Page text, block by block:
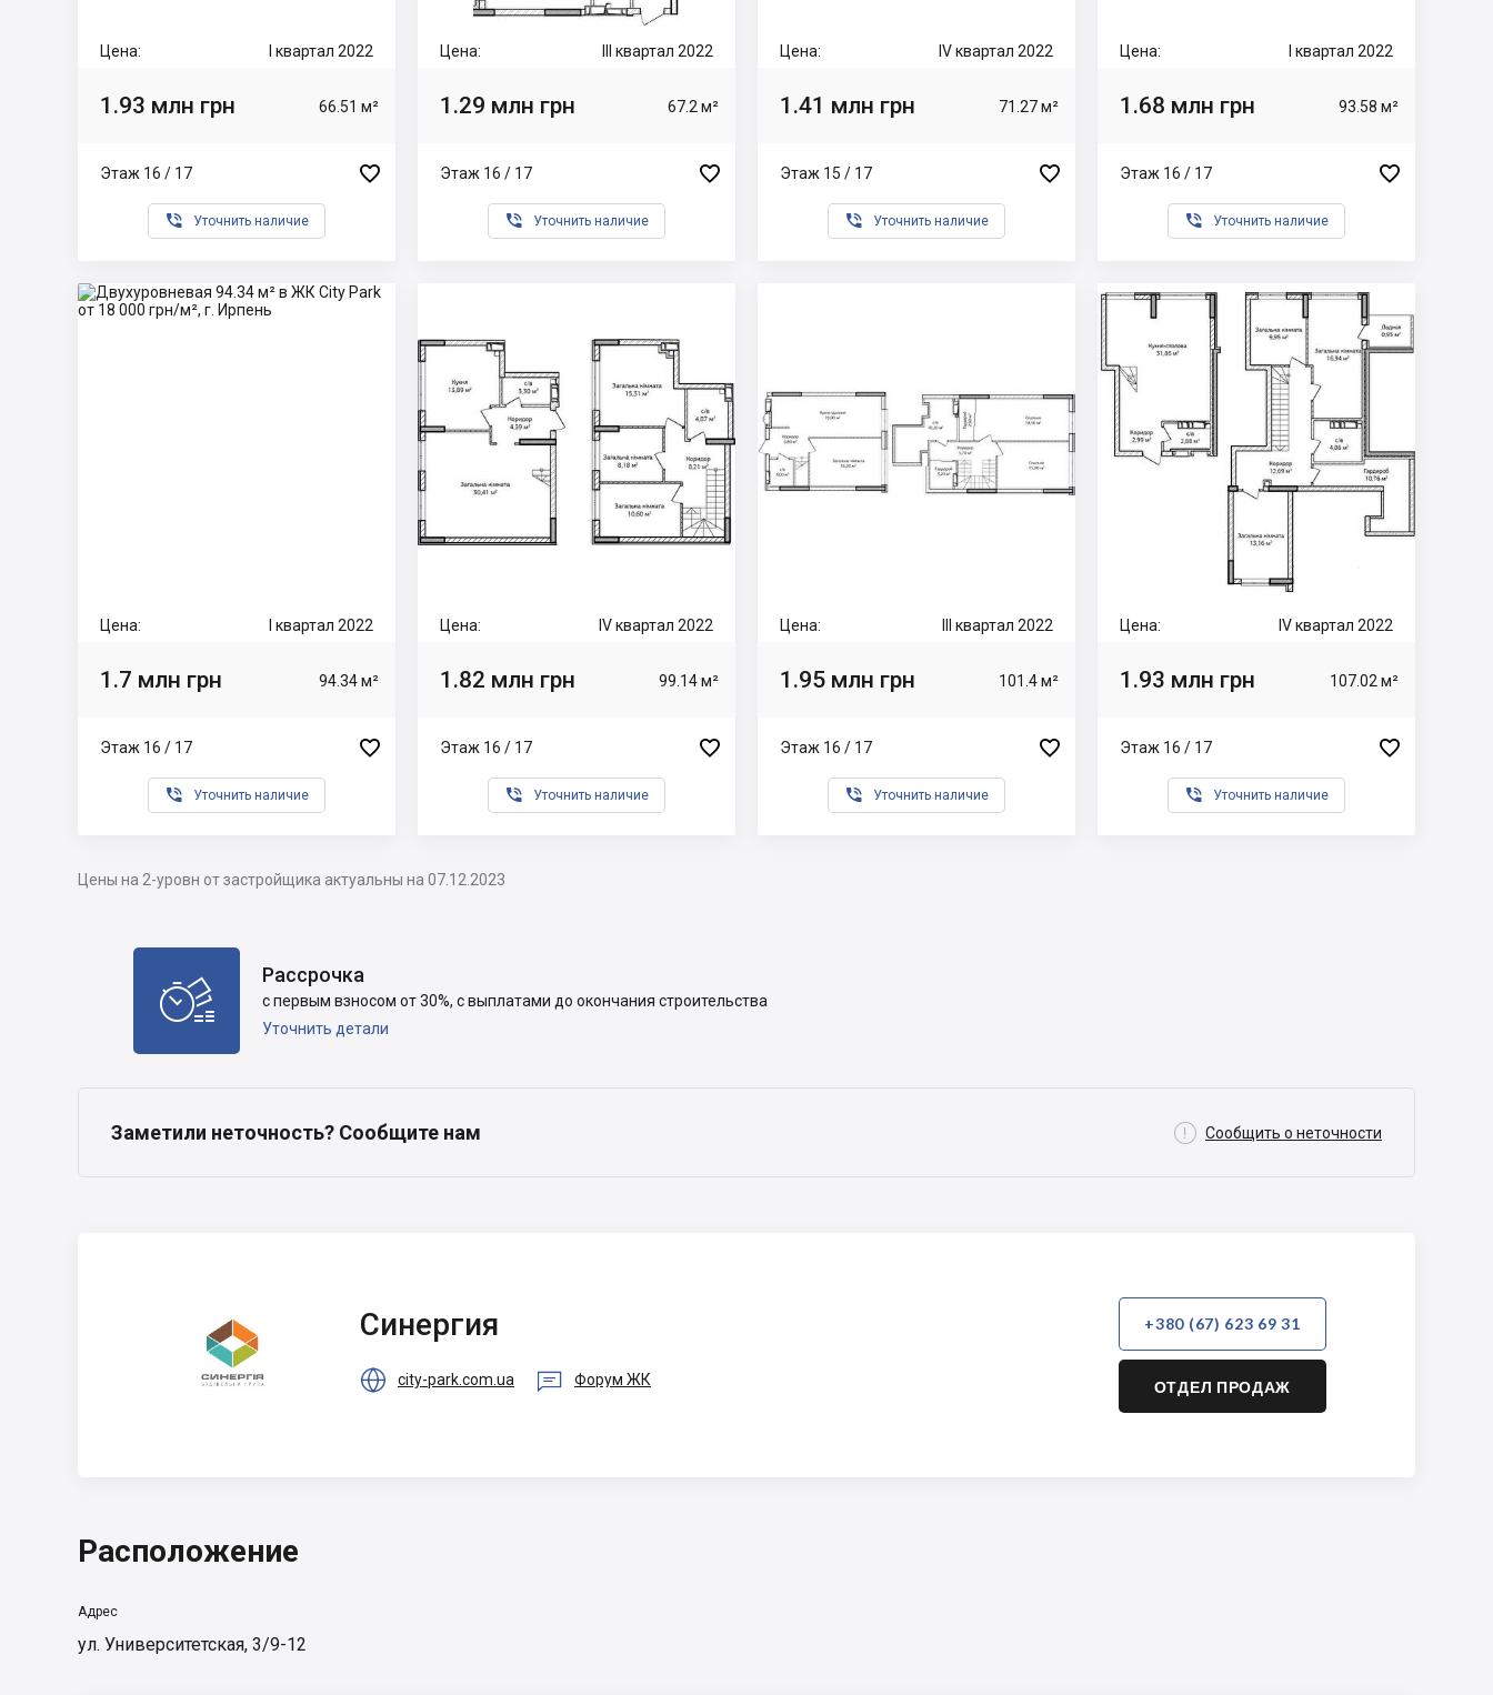
Цена: I квартал 2022
1.93 млн грн 66.51 м²
Этаж 16 / 17 
 Уточнить наличие
Цена: III квартал 2022
1.29 млн грн 67.2 м²
Этаж 16 / 17 
 Уточнить наличие
Цена: IV квартал 2022
1.41 млн грн 71.27 м²
Этаж 15 / 17 
 Уточнить наличие
Цена: I квартал 2022
1.68 млн грн 93.58 м²
Этаж 16 / 17 
 Уточнить наличие
Цена: I квартал 2022
1.7 млн грн 94.34 м²
Этаж 16 / 17 
 Уточнить наличие
Цена: IV квартал 2022
1.82 млн грн 99.14 м²
Этаж 16 / 17 
 Уточнить наличие
Цена: III квартал 2022
1.95 млн грн 101.4 м²
Этаж 16 / 17 
 Уточнить наличие
Цена: IV квартал 2022
1.93 млн грн 107.02 м²
Этаж 16 / 17 
 Уточнить наличие
Цены на 2-уровн от застройщика актуальны на 07.12.2023

Рассрочка
с первым взносом от 30%, с выплатами до окончания строительства
Уточнить детали
Заметили неточность? Сообщите нам  Сообщить о неточности
Синергия
 city-park.com.ua  Форум ЖК
+380 (67) 623 69 31
ОТДЕЛ ПРОДАЖ
Расположение
Адрес
ул. Университетская, 3/9-12